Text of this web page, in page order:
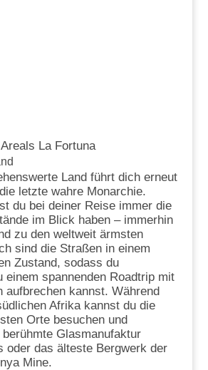
Areals La Fortuna
Land führt dich erneut
letzte wahre Monarchie.
du bei deiner Reise immer die
im Blick haben – immerhin
zu den weltweit ärmsten
sind die Straßen in einem
Zustand, sodass du
einem spannenden Roadtrip mit
aufbrechen kannst. Während
Afrika kannst du die
Orte besuchen und
Glasmanufaktur
oder das älteste Bergwerk der
Mine.